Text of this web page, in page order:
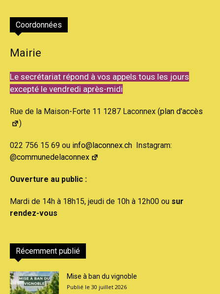
Coordonnées
Mairie
Le secrétariat répond à vos appels tous les jours
excepté le vendredi après-midi
Rue de la Maison-Forte 11 1287 Laconnex (plan d'accès
)
022 756 15 69 ou info@laconnex.ch Instagram:
@communedelaconnex
Ouverture au public :
Mardi de 14h à 18h15, jeudi de 10h à 12h00 ou sur
rendez-vous
Récemment publié
Mise à ban du vignoble
30 juillet 2026